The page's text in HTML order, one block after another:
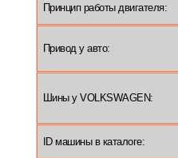
Принцип работы двигателя:
Привод у авто:
Шины у VOLKSWAGEN:
ID машины в каталоге: